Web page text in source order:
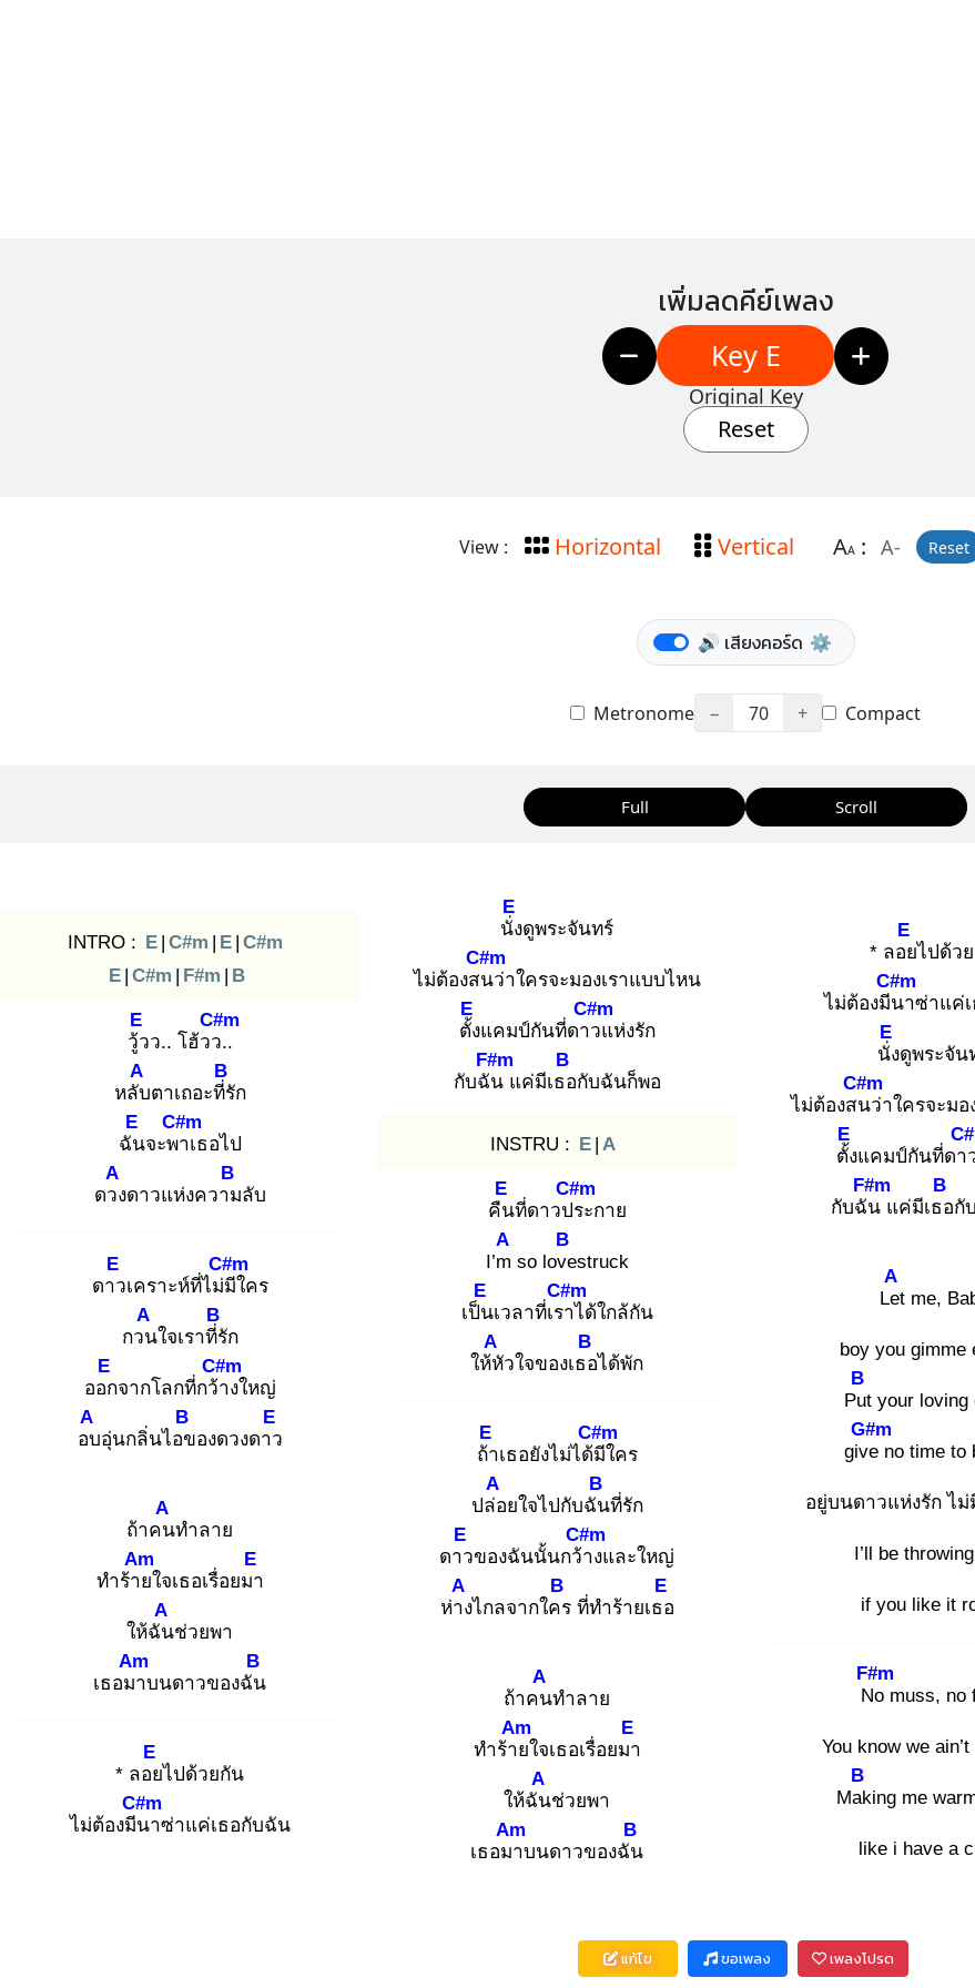
เพิ่มลดคีย์เพลง
Key E
Original Key
Reset
View : Horizontal Vertical AA: A- Reset
🔊 เสียงคอร์ด ⚙️
Metronome − 70 + Compact
Full Scroll
INTRO : E | C#m | E | C#m
E | C#m | F#m | B
วู้ว
E
ว.. โฮ้วว.
C#m
.
หลับ
A
ตาเถอะที่รั
B
ก
ฉัน
E
จะพา
C#m
เธอไป
ดวง
A
ดาวแห่งความ
B
ลับ
ดาว
E
เคราะห์ที่ไม่มี
C#m
ใคร
กวน
A
ใจเราที่รั
B
ก
ออก
E
จากโลกที่กว้า
C#m
งใหญ่
อบ
A
อุ่นกลิ่นไอข
B
องดวงดาว
E
ถ้าคน
A
ทำลาย
ทำร้าย
Am
ใจเธอเรื่อยมา
E
ให้ฉัน
A
ช่วยพา
เธอมา
Am
บนดาวของฉัน
B
* ลอย
E
ไปด้วยกัน
ไม่ต้องมีน
C#m
าซ่าแค่เธอกับฉัน
นั่ง
E
ดูพระจันทร์
ไม่ต้องสน
C#m
ว่าใครจะมองเราแบบไหน
ตั้ง
E
แคมป์กันที่ดาว
C#m
แห่งรัก
กับฉัน
F#m
แค่มีเธอ
B
กับฉันก็พอ
INSTRU : E | A
คืน
E
ที่ดาวปร
C#m
ะกาย
I’m
A
so love
B
struck
เป็น
E
เวลาที่เรา
C#m
ได้ใกล้กัน
ให้หั
A
วใจของเธอ
B
ได้พัก
ถ้า
E
เธอยังไม่ได้มี
C#m
ใคร
ปล่อ
A
ยใจไปกับฉัน
B
ที่รัก
ดาว
E
ของฉันนั้นกว้า
C#m
งและใหญ่
ห่าง
A
ไกลจากใคร
B
ที่ทำร้ายเธอ
E
ถ้าคน
A
ทำลาย
ทำร้าย
Am
ใจเธอเรื่อยมา
E
ให้ฉัน
A
ช่วยพา
เธอมา
Am
บนดาวของฉัน
B
* ลอย
E
ไปด้ว
ไม่ต้องมีน
C#m
าซ่าแค่
นั่ง
E
ดูพระจัน
ไม่ต้องสน
C#m
ว่าใครจะมอ
ตั้ง
E
แคมป์กันที่ดา
กับฉัน
F#m
แค่มีเธอ
B
กั
Let
A
me,
boy you gimme
Put
B
your loving
give
G#m
no time to
อยู่บนดาวแห่งรัก ไ
I’ll be
if you like it
No
F#m
muss, no
You know we
Mak
B
ing me
like i have a
แก้ไข ขอเพลง เพลงโปรด